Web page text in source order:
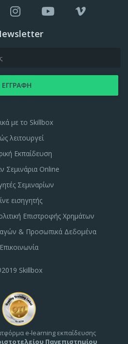
με το Skillbox
λειτουργεί
Εκπαίδευση
Σεμινάρια Online
Σεμιναρίων
εισηγητής
Επιστροφής Χρημάτων
& Προσωπικά Δεδομένα
Επικοινωνία
Skillbox
e-learning εκπαίδευσης
Πανεπιστημίου